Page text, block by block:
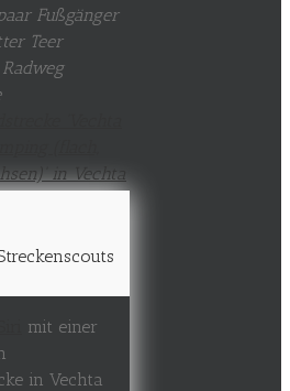
Fußgänger
Teer
mit einer
in Vechta